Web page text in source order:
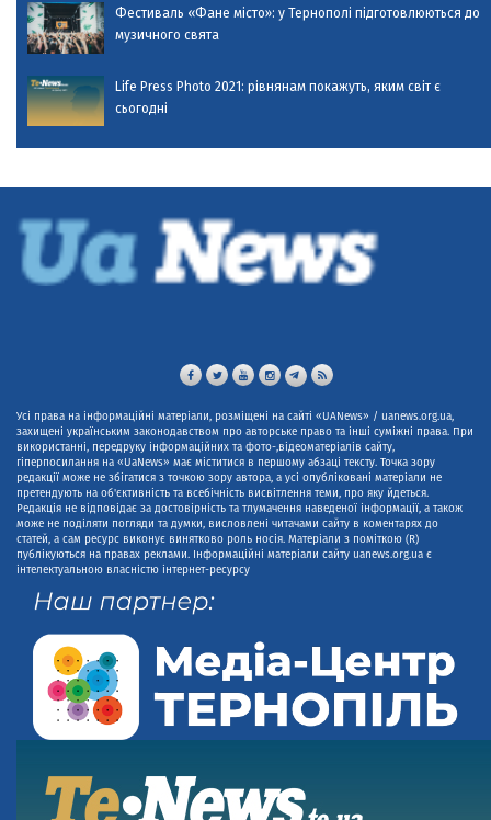
Фестиваль «Фане місто»: у Тернополі підготовлюються до
музичного свята
Life Press Photo 2021: рівнянам покажуть, яким світ є
сьогодні
Усі права на інформаційні матеріали, розміщені на сайті «UANews» / uanews.org.ua,
захищені українським законодавством про авторське право та інші суміжні права. При
використанні, передруку інформаційних та фото-,відеоматеріалів сайту,
гіперпосилання на «UaNews» має міститися в першому абзаці тексту. Точка зору
редакції може не збігатися з точкою зору автора, а усі опубліковані матеріали не
претендують на об'єктивність та всебічність висвітлення теми, про яку йдеться.
Редакція не відповідає за достовірність та тлумачення наведеної інформації, а також
може не поділяти погляди та думки, висловлені читачами сайту в коментарях до
статей, а сам ресурс виконує винятково роль носія. Матеріали з поміткою (R)
публікуються на правах реклами. Інформаційні матеріали сайту uanews.org.ua є
інтелектуальною власністю інтернет-ресурсу